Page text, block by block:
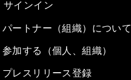
サインイン
パートナー（組織）につい
参加する（個人、組織）
プレスリリース登録